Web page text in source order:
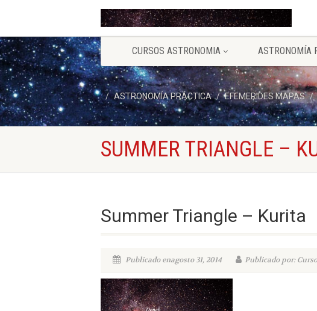
CURSOS ASTRONOMIA ASTRONOMÍA
ASTRONOMÍA PRÁCTICA EFEMERIDES MAPAS
SUMMER TRIANGLE –
Summer Triangle – Kurita
Publicado enagosto 31, 2014 Publicado por: